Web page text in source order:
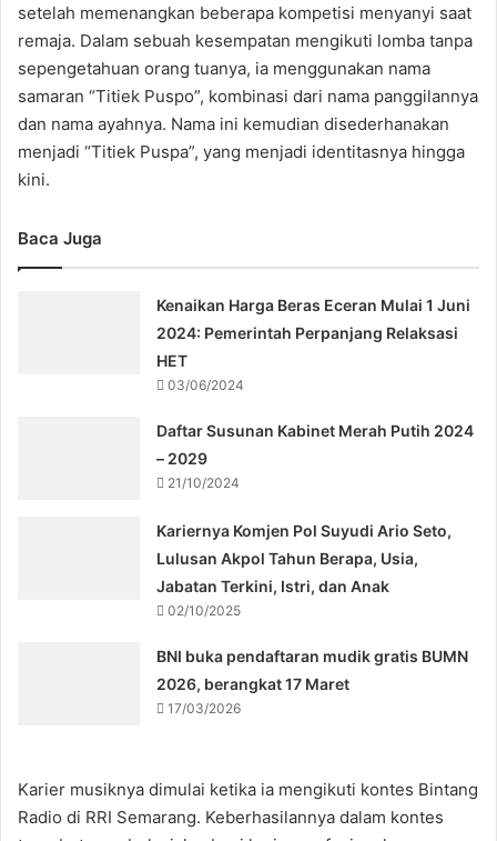
setelah memenangkan beberapa kompetisi menyanyi saat
remaja. Dalam sebuah kesempatan mengikuti lomba tanpa
sepengetahuan orang tuanya, ia menggunakan nama
samaran “Titiek Puspo”, kombinasi dari nama panggilannya
dan nama ayahnya. Nama ini kemudian disederhanakan
menjadi “Titiek Puspa”, yang menjadi identitasnya hingga
kini.
Baca Juga
Kenaikan Harga Beras Eceran Mulai 1 Juni
2024: Pemerintah Perpanjang Relaksasi
HET
03/06/2024
Daftar Susunan Kabinet Merah Putih 2024
– 2029
21/10/2024
Kariernya Komjen Pol Suyudi Ario Seto,
Lulusan Akpol Tahun Berapa, Usia,
Jabatan Terkini, Istri, dan Anak
02/10/2025
BNI buka pendaftaran mudik gratis BUMN
2026, berangkat 17 Maret
17/03/2026
Karier musiknya dimulai ketika ia mengikuti kontes Bintang
Radio di RRI Semarang. Keberhasilannya dalam kontes